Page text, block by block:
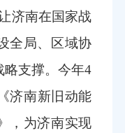
济南在国家战
全局、区域协
略支撑。今年4
济南新旧动能
，为济南实现